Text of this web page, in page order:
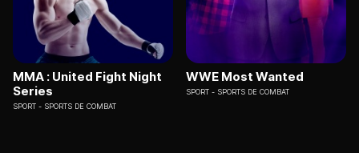
MMA : United Fight Night
Series
SPORT SPORTS DE COMBAT
WWE Most Wanted
SPORT SPORTS DE COMBAT